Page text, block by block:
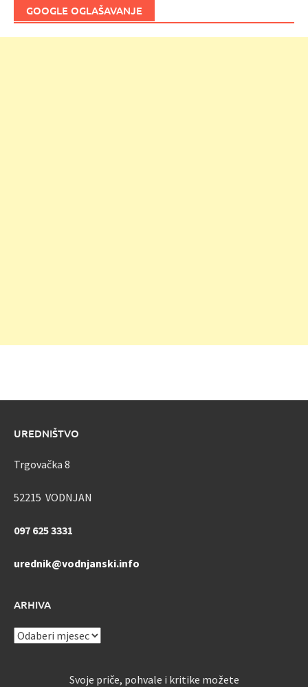
GOOGLE OGLAŠAVANJE
UREDNIŠTVO
Trgovačka 8
52215 VODNJAN
097 625 3331
urednik@vodnjanski.info
ARHIVA
ARHIVA
Svoje priče, pohvale i kritike možete